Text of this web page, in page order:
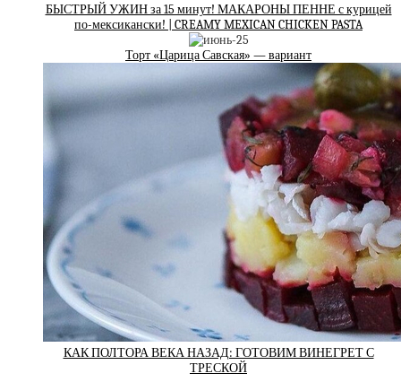
БЫСТРЫЙ УЖИН за 15 минут! МАКАРОНЫ ПЕННЕ с курицей
по-мексикански! | CREAMY MEXICAN CHICKEN PASTA
Торт «Царица Савская» — вариант
КАК ПОЛТОРА ВЕКА НАЗАД: ГОТОВИМ ВИНЕГРЕТ С
ТРЕСКОЙ